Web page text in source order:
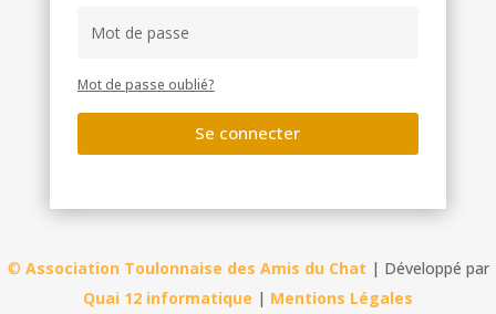
Mot de passe oublié?
Se connecter
© Association Toulonnaise des Amis du Chat | Développé par
Quai 12 informatique | Mentions Légales